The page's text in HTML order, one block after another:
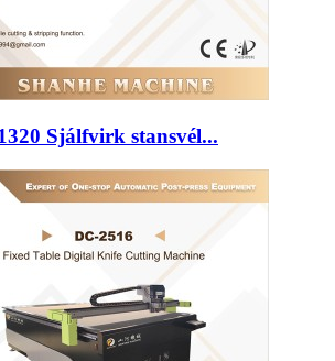
Sjálfvirk stansvél...